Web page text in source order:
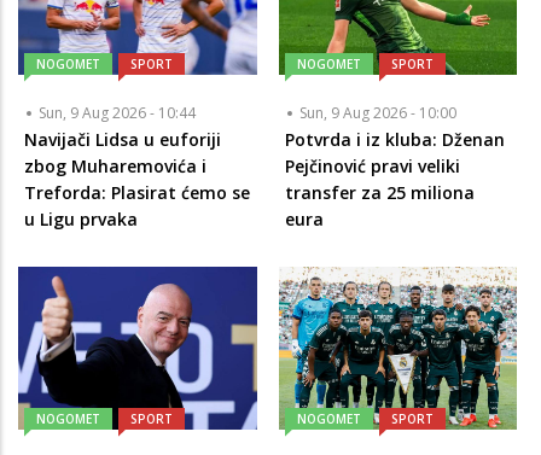
NOGOMET SPORT
Sun, 9 Aug 2026 - 10:44
Navijači Lidsa u euforiji
zbog Muharemovića i
Treforda: Plasirat ćemo se
u Ligu prvaka
NOGOMET SPORT
Sun, 9 Aug 2026 - 10:00
Potvrda i iz kluba: Dženan
Pejčinović pravi veliki
transfer za 25 miliona
eura
NOGOMET SPORT NOGOMET SPORT